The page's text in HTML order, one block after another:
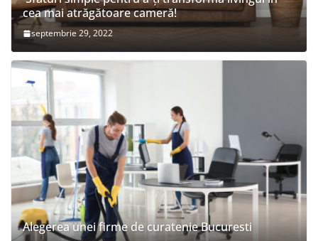
cea mai atrăgătoare cameră!
septembrie 29, 2022
Alegerea unei firme de curatenie Bucuresti